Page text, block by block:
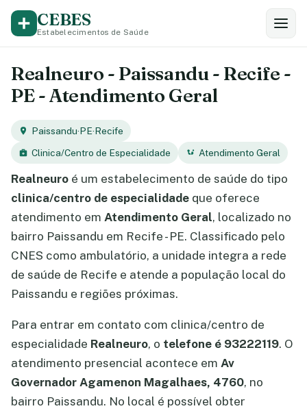
CEBES
Estabelecimentos de Saúde
Realneuro - Paissandu - Recife -
PE - Atendimento Geral
Paissandu·PE·Recife
Clinica/Centro de Especialidade
Atendimento Geral
Realneuro é um estabelecimento de saúde do tipo
clinica/centro de especialidade que oferece
atendimento em Atendimento Geral, localizado no
bairro Paissandu em Recife - PE. Classificado pelo
CNES como ambulatório, a unidade integra a rede
de saúde de Recife e atende a população local do
Paissandu e regiões próximas.
Para entrar em contato com clinica/centro de
especialidade Realneuro, o telefone é 93222119. O
atendimento presencial acontece em Av
Governador Agamenon Magalhaes, 4760, no
bairro Paissandu. No local é possível obter